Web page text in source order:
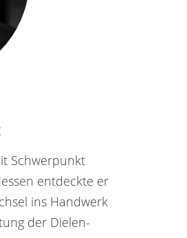
Schwerpunkt
entdeckte er
ins Handwerk
der Dielen-